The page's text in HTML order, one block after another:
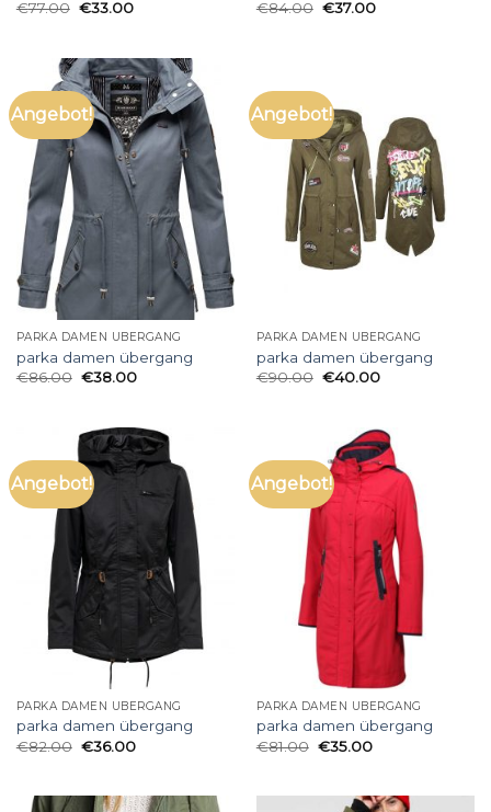
€77.00 €33.00
€84.00 €37.00
Angebot!
PARKA DAMEN ÜBERGANG
parka damen übergang
€86.00 €38.00
Angebot!
PARKA DAMEN ÜBERGANG
parka damen übergang
€90.00 €40.00
Angebot!
PARKA DAMEN ÜBERGANG
parka damen übergang
€82.00 €36.00
Angebot!
PARKA DAMEN ÜBERGANG
parka damen übergang
€81.00 €35.00